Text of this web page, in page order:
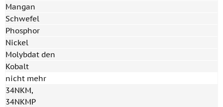
Mangan
Schwefel
Phosphor
Nickel
Molybdat den
Kobalt
nicht mehr
34NKM,
34NKMP